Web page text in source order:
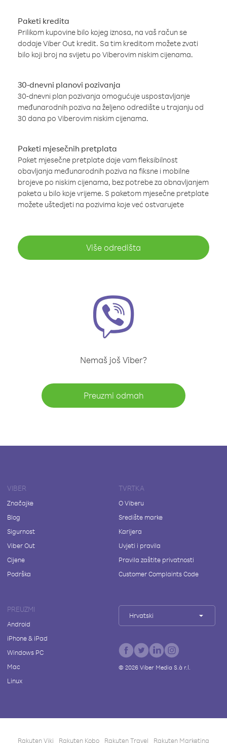
Paketi kredita
Prilikom kupovine bilo kojeg iznosa, na vaš račun se
dodaje Viber Out kredit. Sa tim kreditom možete zvati
bilo koji broj na svijetu po Viberovim niskim cijenama.
30-dnevni planovi pozivanja
30-dnevni plan pozivanja omogućuje uspostavljanje
međunarodnih poziva na željeno odredište u trajanju od
30 dana po Viberovim niskim cijenama.
Paketi mjesečnih pretplata
Paket mjesečne pretplate daje vam fleksibilnost
obavljanja međunarodnih poziva na fiksne i mobilne
brojeve po niskim cijenama, bez potrebe za obnavljanjem
paketa u bilo koje vrijeme. S paketom mjesečne pretplate
možete uštedjeti na pozivima koje već ostvarujete
Više odredišta
Nemaš još Viber?
Preuzmi odmah
VIBER
Značajke
Blog
Sigurnost
Viber Out
Cijene
Podrška
TVRTKA
O Viberu
Središte marke
Karijera
Uvjeti i pravila
Pravila zaštite privatnosti
Customer Complaints Code
PREUZMI
Android
iPhone & iPad
Windows PC
Mac
Linux
Hrvatski
© 2026Viber Media S.à r.l.
Rakuten Viki Rakuten Kobo Rakuten Travel Rakuten Marketing